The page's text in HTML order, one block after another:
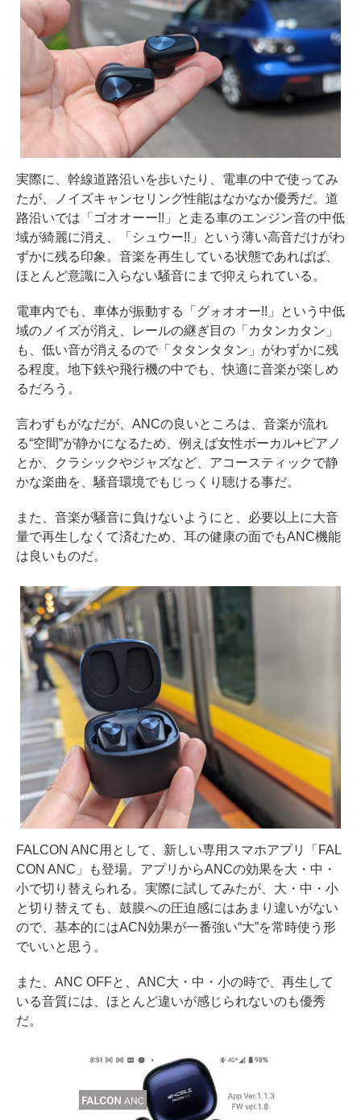
実際に、幹線道路沿いを歩いたり、電車の中で使ってみ
たが、ノイズキャンセリング性能はなかなか優秀だ。道
路沿いでは「ゴオオーー!!」と走る車のエンジン音の中低
域が綺麗に消え、「シュウー!!」という薄い高音だけがわ
ずかに残る印象。音楽を再生している状態であればば、
ほとんど意識に入らない騒音にまで抑えられている。
電車内でも、車体が振動する「グォオオー!!」という中低
域のノイズが消え、レールの継ぎ目の「カタンカタン」
も、低い音が消えるので「タタンタタン」がわずかに残
る程度。地下鉄や飛行機の中でも、快適に音楽が楽しめ
るだろう。
言わずもがなだが、ANCの良いところは、音楽が流れ
る“空間”が静かになるため、例えば女性ボーカル+ピアノ
とか、クラシックやジャズなど、アコースティックで静
かな楽曲を、騒音環境でもじっくり聴ける事だ。
また、音楽が騒音に負けないようにと、必要以上に大音
量で再生しなくて済むため、耳の健康の面でもANC機能
は良いものだ。
FALCON ANC用として、新しい専用スマホアプリ「FAL
CON ANC」も登場。アプリからANCの効果を大・中・
小で切り替えられる。実際に試してみたが、大・中・小
と切り替えても、鼓膜への圧迫感にはあまり違いがない
ので、基本的にはACN効果が一番強い“大”を常時使う形
でいいと思う。
また、ANC OFFと、ANC大・中・小の時で、再生して
いる音質には、ほとんど違いが感じられないのも優秀
だ。